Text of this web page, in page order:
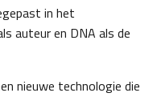
in het
auteur en DNA als de
nieuwe technologie die